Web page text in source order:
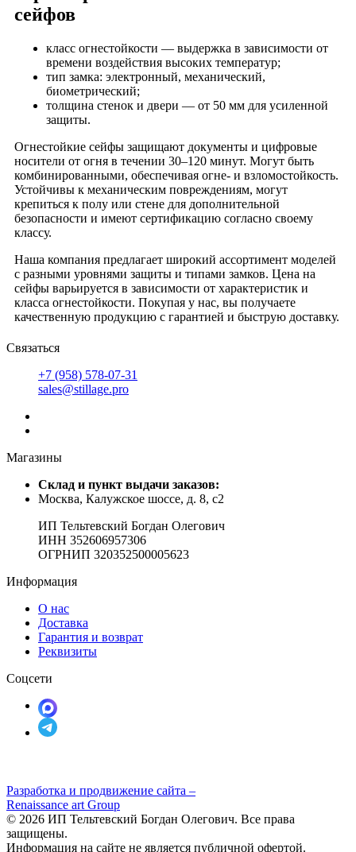
сейфов
класс огнестойкости — выдержка в зависимости от
времени воздействия высоких температур;
тип замка: электронный, механический,
биометрический;
толщина стенок и двери — от 50 мм для усиленной
защиты.
Огнестойкие сейфы защищают документы и цифровые
носители от огня в течении 30–120 минут. Могут быть
комбинированными, обеспечивая огне- и взломостойкость.
Устойчивы к механическим повреждениям, могут
крепиться к полу или стене для дополнительной
безопасности и имеют сертификацию согласно своему
классу.
Наша компания предлагает широкий ассортимент моделей
с разными уровнями защиты и типами замков. Цена на
сейфы варьируется в зависимости от характеристик и
класса огнестойкости. Покупая у нас, вы получаете
качественную продукцию с гарантией и быструю доставку.
Связаться
+7 (958) 578-07-31
sales@stillage.pro
Магазины
Cклад и пункт выдачи заказов:
Москва, Калужское шоссе, д. 8, с2
ИП Тельтевский Богдан Олегович
ИНН 352606957306
ОГРНИП 320352500005623
Информация
О нас
Доставка
Гарантия и возврат
Реквизиты
Соцсети
Разработка и продвижение сайта –
Renaissance art Group
© 2026 ИП Тельтевский Богдан Олегович. Все права
защищены.
Информация на сайте не является публичной офертой.